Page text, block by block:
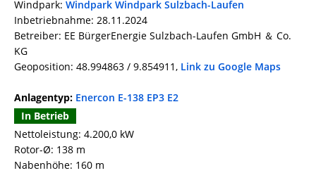
Windpark: Windpark Windpark Sulzbach-Laufen
Inbetriebnahme: 28.11.2024
Betreiber: EE BürgerEnergie Sulzbach-Laufen GmbH ＆ Co.
KG
Geoposition: 48.994863 / 9.854911, Link zu Google Maps
Anlagentyp: Enercon E-138 EP3 E2
In Betrieb
Nettoleistung: 4.200,0 kW
Rotor-Ø: 138 m
Nabenhöhe: 160 m